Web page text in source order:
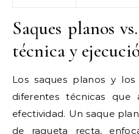
Saques planos
técnica y
Los saques planos y
diferentes técnicas
efectividad. Un saque
de raqueta recta,